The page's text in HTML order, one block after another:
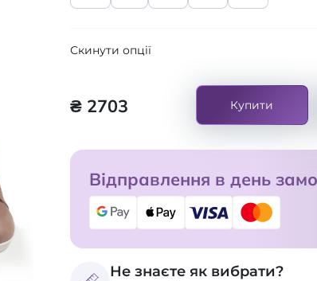
Скинути опції
₴ 2703 Купити
Відправлення в день
Не знаєте як вибрати?